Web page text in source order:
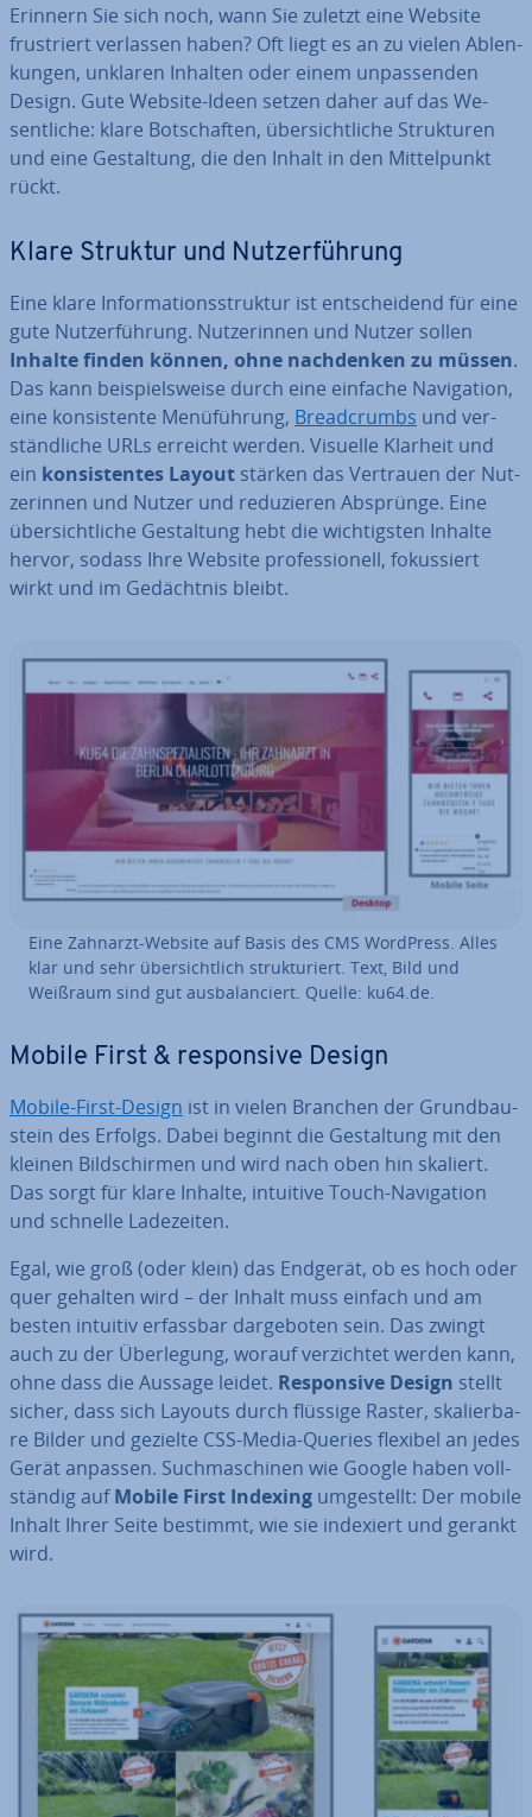
Erinnern Sie sich noch, wann Sie zuletzt eine Website
frus­triert verlassen haben? Oft liegt es an zu vielen Ab­len­
kun­gen, unklaren Inhalten oder einem un­pas­sen­den
Design. Gute Website-Ideen setzen daher auf das We­
sent­li­che: klare Bot­schaf­ten, über­sicht­li­che Struk­tu­ren
und eine Ge­stal­tung, die den Inhalt in den Mit­tel­punkt
rückt.
Klare Struktur und Nut­zer­füh­rung
Eine klare In­for­ma­ti­ons­struk­tur ist ent­schei­dend für eine
gute Nut­zer­füh­rung. Nut­ze­rin­nen und Nutzer sollen
Inhalte finden können, ohne nach­den­ken zu müssen.
Das kann bei­spiels­wei­se durch eine einfache Na­vi­ga­ti­on,
eine kon­sis­ten­te Me­nü­füh­rung, Bread­crumbs und ver­
ständ­li­che URLs erreicht werden. Visuelle Klarheit und
ein kon­sis­ten­tes Layout stärken das Vertrauen der Nut­
ze­rin­nen und Nutzer und re­du­zie­ren Absprünge. Eine
über­sicht­li­che Ge­stal­tung hebt die wich­tigs­ten Inhalte
hervor, sodass Ihre Website pro­fes­sio­nell, fo­kus­siert
wirkt und im Ge­dächt­nis bleibt.
Eine Zahnarzt-Website auf Basis des CMS WordPress. Alles
klar und sehr über­sicht­lich struk­tu­riert. Text, Bild und
Weißraum sind gut aus­ba­lan­ciert. Quelle: ku64.de.
Mobile First & re­spon­si­ve Design
Mobile-First-Design ist in vielen Branchen der Grund­bau­
stein des Erfolgs. Dabei beginnt die Ge­stal­tung mit den
kleinen Bild­schir­men und wird nach oben hin skaliert.
Das sorgt für klare Inhalte, intuitive Touch-Na­vi­ga­ti­on
und schnelle La­de­zei­ten.
Egal, wie groß (oder klein) das Endgerät, ob es hoch oder
quer gehalten wird – der Inhalt muss einfach und am
besten intuitiv erfassbar dar­ge­bo­ten sein. Das zwingt
auch zu der Über­le­gung, worauf ver­zich­tet werden kann,
ohne dass die Aussage leidet. Re­spon­si­ve Design stellt
sicher, dass sich Layouts durch flüssige Raster, ska­lier­ba­
re Bilder und gezielte CSS-Media-Queries flexibel an jedes
Gerät anpassen. Such­ma­schi­nen wie Google haben voll­
stän­dig aufMobile First Indexing um­ge­stellt: Der mobile
Inhalt Ihrer Seite bestimmt, wie sie indexiert und gerankt
wird.